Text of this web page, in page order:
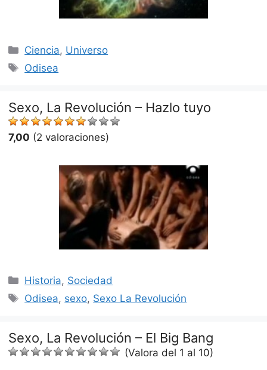
Categorías
Ciencia, Universo
Etiquetas
Odisea
Sexo, La Revolución – Hazlo tuyo
7,00 (2 valoraciones)
Categorías
Historia, Sociedad
Etiquetas
Odisea, sexo, Sexo La Revolución
Sexo, La Revolución – El Big Bang
(Valora del 1 al 10)